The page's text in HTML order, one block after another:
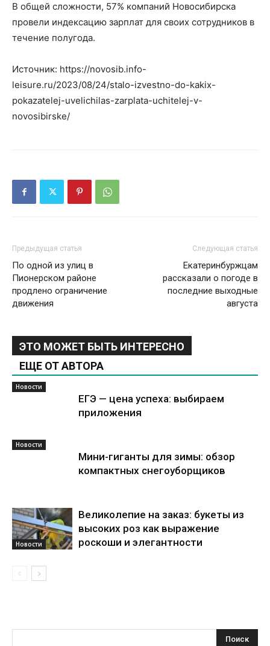
В общей сложности, 57% компаний Новосибирска
провели индексацию зарплат для своих сотрудников в
течение полугода.
Источник: https://novosib.info-
leisure.ru/2023/08/24/stalo-izvestno-do-kakix-
pokazatelej-uvelichilas-zarplata-uchitelej-v-
novosibirske/
Предыдущая статья
По одной из улиц в
Пионерском районе
продлено ограничение
движения
Следующая статья
Екатеринбуржцам
рассказали о погоде в
последние выходные
августа
ЭТО МОЖЕТ БЫТЬ ИНТЕРЕСНО
ЕЩЕ ОТ АВТОРА
Новости
ЕГЭ — цена успеха: выбираем
приложения
Новости
Мини-гиганты для зимы: обзор
компактных снегоуборщиков
Новости
Великолепие на заказ: букеты из
высоких роз как выражение
роскоши и элегантности